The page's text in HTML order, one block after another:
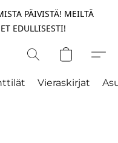
PÄIVISTÄ! MEILTÄ
EDULLISESTI!
Vieraskirjat